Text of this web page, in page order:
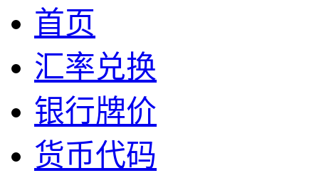
首页
汇率兑换
银行牌价
货币代码